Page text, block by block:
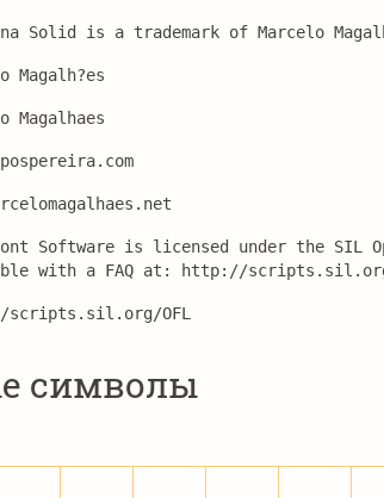
Solid is a trademark of Marcelo
Magalh?es
Magalhaes
Software is licensed under the SIL
with a FAQ at: http://scripts.sil.org/
OFL
символы